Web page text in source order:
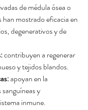
de médula ósea o
mostrado eficacia en
degenerativos y de
contribuyen a regenerar
y tejidos blandos.
apoyan en la
y
inmune.